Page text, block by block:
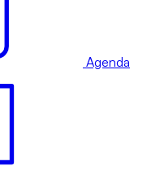
Agenda